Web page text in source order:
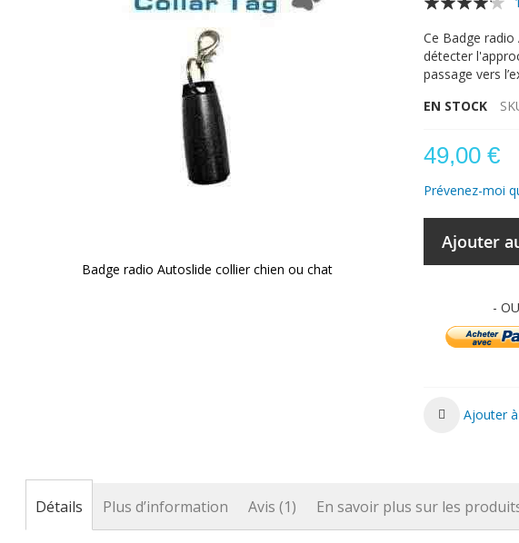
Badge radio Autoslide collier chien ou chat
Ce Badge
détecter
passage vers
EN STOCK
49,00 €
Prévenez-moi
Ajouter
Ajouter à
Détails Plus d’information Avis 1 En savoir plus sur les